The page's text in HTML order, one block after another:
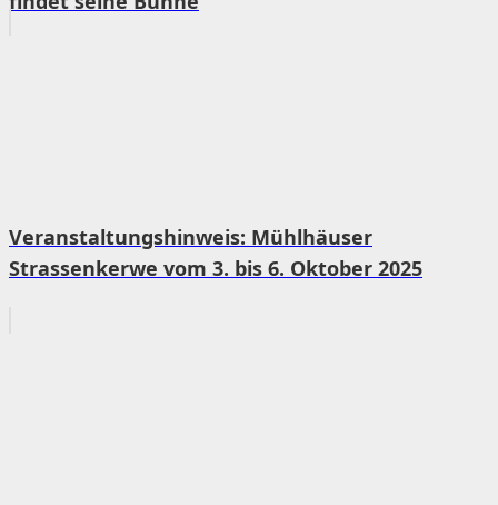
Veranstaltungshinweis: Mühlhäuser
Strassenkerwe vom 3. bis 6. Oktober 2025